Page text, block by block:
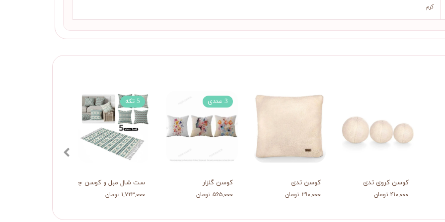
کرم
ست شال مبل و کوسن جشن زمستانه
۱,۷۲۳,۰۰۰ تومان
5 تکه
کوسن گلزار
۵۶۵,۰۰۰ تومان
3 عددی
کوسن تدی
۲۹۰,۰۰۰ تومان
کوسن کروی تدی
۴۱۰,۰۰۰ تومان